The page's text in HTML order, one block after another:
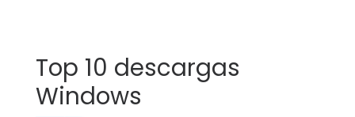
Top 10 descargas
Windows